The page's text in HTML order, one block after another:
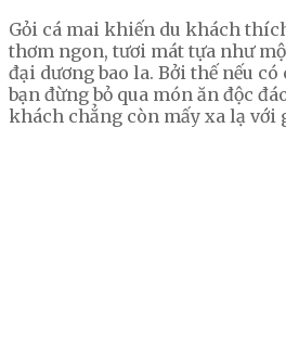
Gỏi cá mai khiến du khách
thơm ngon, tươi mát tựa như
đại dương bao la. Bởi thế nếu có
bạn đừng bỏ qua món ăn độc
khách chẳng còn mấy xa lạ với